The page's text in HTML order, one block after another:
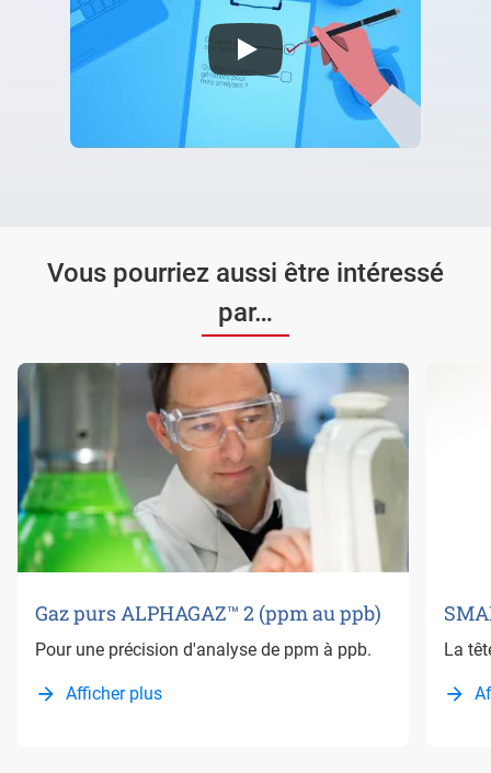
Vous pourriez aussi être intéressé
par…
Gaz purs ALPHAGAZ™ 2 (ppm au ppb)
Pour une précision d'analyse de ppm à ppb.
Afficher plus
La